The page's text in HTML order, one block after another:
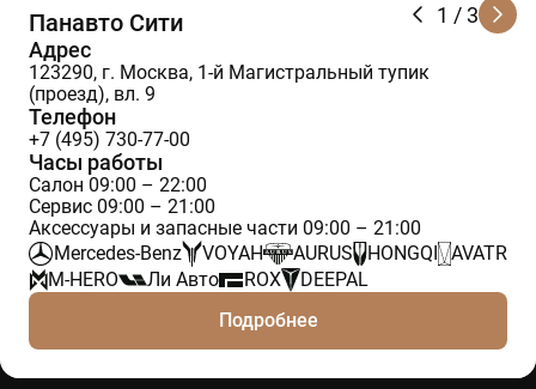
1 / 3
Панавто Сити
Адрес
123290, г. Москва, 1-й Магистральный тупик
(проезд), вл. 9
Телефон
+7 (495) 730-77-00
Часы работы
Салон 09:00 – 22:00
Сервис 09:00 – 21:00
Аксессуары и запасные части 09:00 – 21:00
Mercedes-Benz
VOYAH AURUS HONGQI
AVATR
M-HERO
Ли Авто ROX
DEEPAL
Подробнее